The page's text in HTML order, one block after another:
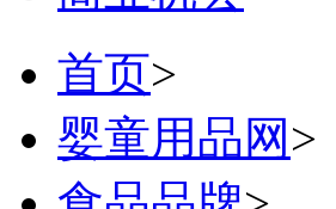
首页>
婴童用品网 >